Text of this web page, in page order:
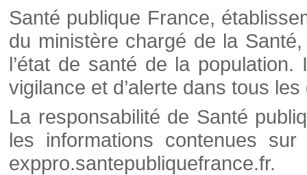
Santé publique France,
du ministère chargé de la
l’état de santé de la
vigilance et d’alerte dans tous
La responsabilité de Santé
les informations contenues
exppro.santepubliquefrance.fr.